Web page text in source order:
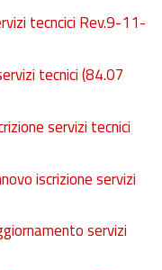
tecncici Rev.9-11-
tecnici(84.07
servizi tecnici
iscrizione servizi
servizi